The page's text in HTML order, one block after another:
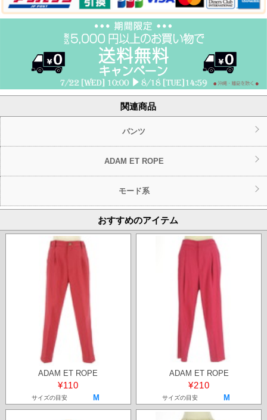
関連商品
パンツ
ADAM ET ROPE
モード系
おすすめのアイテム
ADAM ET ROPE
¥110
サイズの目安 M
ADAM ET ROPE
¥210
サイズの目安 M